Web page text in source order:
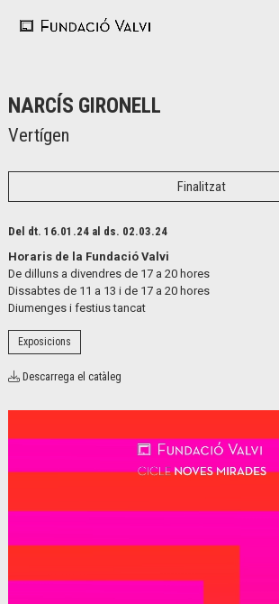
NARCÍS GIRONELL
Vertígen
Finalitzat
Del dt. 16.01.24 al ds. 02.03.24
Horaris de la Fundació Valvi
De dilluns a divendres de 17 a 20 hores
Dissabtes de 11 a 13 i de 17 a 20 hores
Diumenges i festius tancat
Exposicions
Descarrega el catàleg